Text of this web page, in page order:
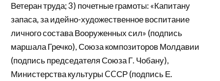
Ветеран труда; 3) почетные грамоты: «Капитану
запаса, за идейно-художественное воспитание
личного состава Вооруженных сил» (подпись
маршала Гречко), Союза композиторов Молдавии
(подпись председателя Союза Г. Чобану),
Министерства культуры CCСР (подпись Е.